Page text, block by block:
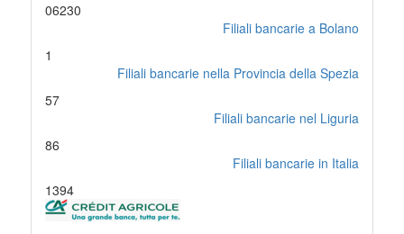
06230
Filiali bancarie a Bolano
1
Filiali bancarie nella Provincia della Spezia
57
Filiali bancarie nel Liguria
86
Filiali bancarie in Italia
1394